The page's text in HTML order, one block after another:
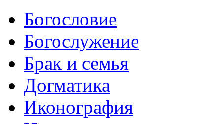
Богословие
Богослужение
Брак и семья
Догматика
Иконография